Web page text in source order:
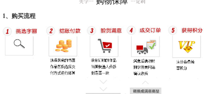
1、购买流程